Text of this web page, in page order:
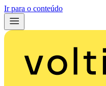
Ir para o conteúdo